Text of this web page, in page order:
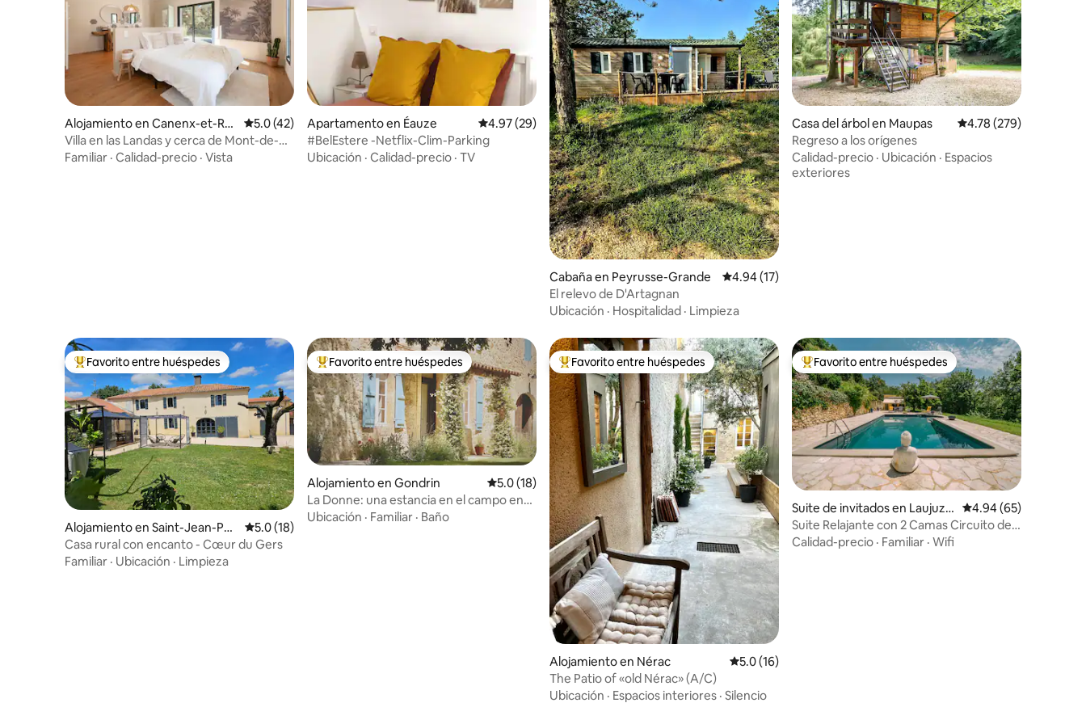
Alojamiento en Canenx-et-Ré
aut
Calificación promedio: 5.0 de 5, 42 reseñas
5.0 (42)
Villa en las Landas y cerca de Mont-de-
Marsan
Familiar · Calidad-precio · Vista
Apartamento en Éauze Calificación promedio: 4.97 de 5, 29 reseñas
4.97 (29)
#BelEstere -Netflix-Clim-Parking
Ubicación · Calidad-precio · TV
Cabaña en Peyrusse-Grande Calificación promedio: 4.94 de 5, 17 reseñas
4.94 (17)
El relevo de D'Artagnan
Ubicación · Hospitalidad · Limpieza
Casa del árbol en Maupas Calificación promedio:
4.78 (279)
Regreso a los orígenes
Calidad-precio · Ubicación · Espacios
exteriores
Favorito entre huéspedes preferido
Favorito entre huéspedes
Alojamiento en Saint-Jean-Pou
tge
Calificación promedio: 5.0 de 5, 18 reseñas
5.0 (18)
Casa rural con encanto - Cœur du Gers
Familiar · Ubicación · Limpieza
Favorito entre huéspedes preferido
Favorito entre huéspedes
Alojamiento en Gondrin Calificación promedio: 5.0 de 5, 18 reseñas
5.0 (18)
La Donne: una estancia en el campo en
Gascuña
Ubicación · Familiar · Baño
Favorito entre huéspedes preferido
Favorito entre huéspedes
Alojamiento en Nérac Calificación promedio: 5.0 de 5, 16 reseñas
5.0 (16)
The Patio of «old Nérac» (A/C)
Ubicación · Espacios interiores · Silencio
Favorito entre huéspedes preferido
Favorito entre huéspedes
Suite de invitados en Laujuza
n
Calificación
4.94 (65)
Suite Relajante con 2 Camas Circuito de
Nogaro, Gers
Calidad-precio · Familiar · Wifi